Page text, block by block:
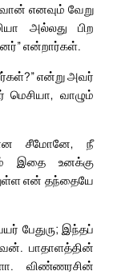
எனவும் வேறு
அல்லது பிற
என்றார்கள்.
என்று அவர்
மெசியா, வாழும்
சீமோனே, நீ
இதை உனக்கு
என் தந்தையே
பேதுரு; இந்தப்
பாதாளத்தின்
விண்ணரசின்